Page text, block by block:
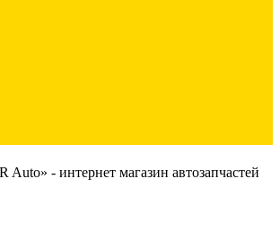
Auto» - интернет магазин автозапчастей